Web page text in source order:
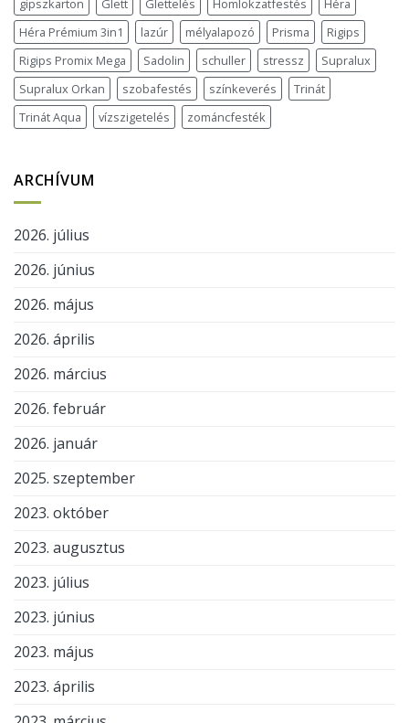
gipszkarton
Glett Glettelés Homlokzatfestés
Héra
Héra Prémium 3in1
lazúr mélyalapozó Prisma
Rigips
Rigips Promix Mega
Sadolin schuller stressz
Supralux
Supralux Orkan
szobafestés színkeverés
Trinát
Trinát Aqua
vízszigetelés zománcfesték
ARCHÍVUM
2026. július
2026. június
2026. május
2026. április
2026. március
2026. február
2026. január
2025. szeptember
2023. október
2023. augusztus
2023. július
2023. június
2023. május
2023. április